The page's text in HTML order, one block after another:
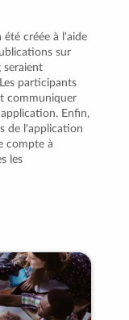
été créée à l'aide
sur
seraient
participants
communiquer
Enfin,
de l'application
compte à
les